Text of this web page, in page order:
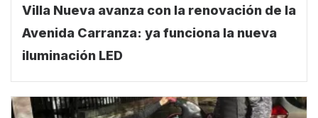
Villa Nueva avanza con la renovación de la
Avenida Carranza: ya funciona la nueva
iluminación LED